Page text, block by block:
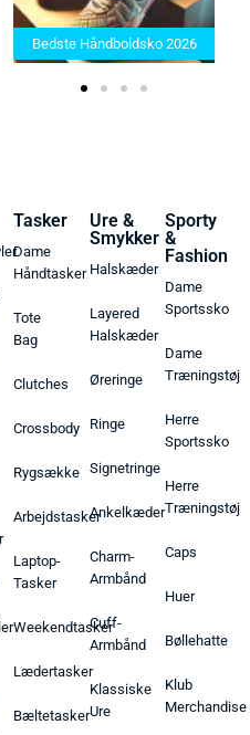
Bedste Håndboldsko 2026
Tasker
Dame
Håndtasker
Tote
Bag
Clutches
Crossbody
Rygsække
Arbejdstasker
Laptop-
Tasker
Weekendtasker
Lædertasker
Bæltetasker
Ure &
Smykker
Halskæder
Layered
Halskæder
Øreringe
Ringe
Signetringe
Ankelkæder
Charm-
Armbånd
Cuff-
Armbånd
Klassiske
Ure
Sporty
&
Fashion
Dame
Sportssko
Dame
Træningstøj
Herre
Sportssko
Herre
Træningstøj
Caps
Huer
Bøllehatte
Klub
Merchandise